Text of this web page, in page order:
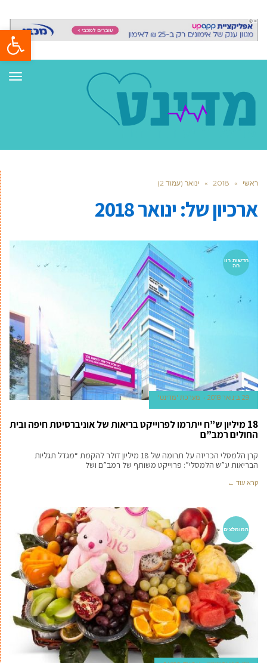
פתח
ראשי »
2018
» ינואר (עמוד 2)
ארכיון של:ינואר 2018
חדשות רוו
חה
29 בינואר 2018 מערכת 'מדינט'
18 מיליון ש”ח ייתרמו לפרוייקט בריאות של אוניברסיטת חיפה ובית
החולים רמב”ם
קרן הלמסלי הכריזה על תרומה של 18 מיליון דולר להקמת “מגדל תגליות
הבריאות ע”ש הלמסלי”: פרוייקט משותף של רמב”ם ושל
קרא עוד ←
המומלצים